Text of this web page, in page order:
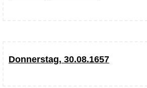
Donnerstag, 30.08.1657